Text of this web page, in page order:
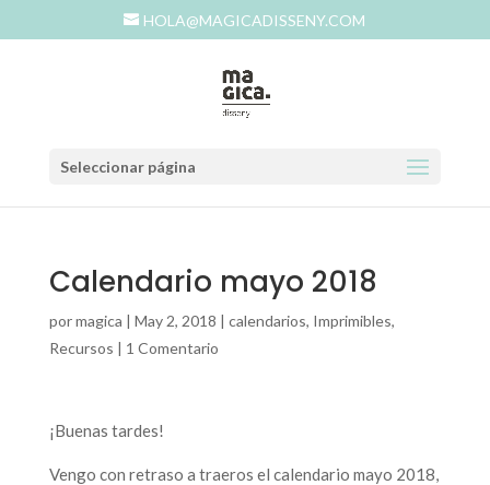
HOLA@MAGICADISSENY.COM
Seleccionar página
Calendario mayo 2018
pormagica | May 2, 2018 | calendarios, Imprimibles,
Recursos | 1 Comentario
¡Buenas tardes!
Vengo con retraso a traeros el calendario mayo 2018,